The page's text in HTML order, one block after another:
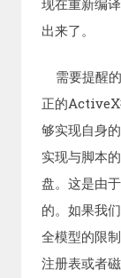
出来了。
需要提醒
正的ActiveX
够实现自身
实现与脚本
盘。这是由
的。如果我
全模型的限
注册表或者